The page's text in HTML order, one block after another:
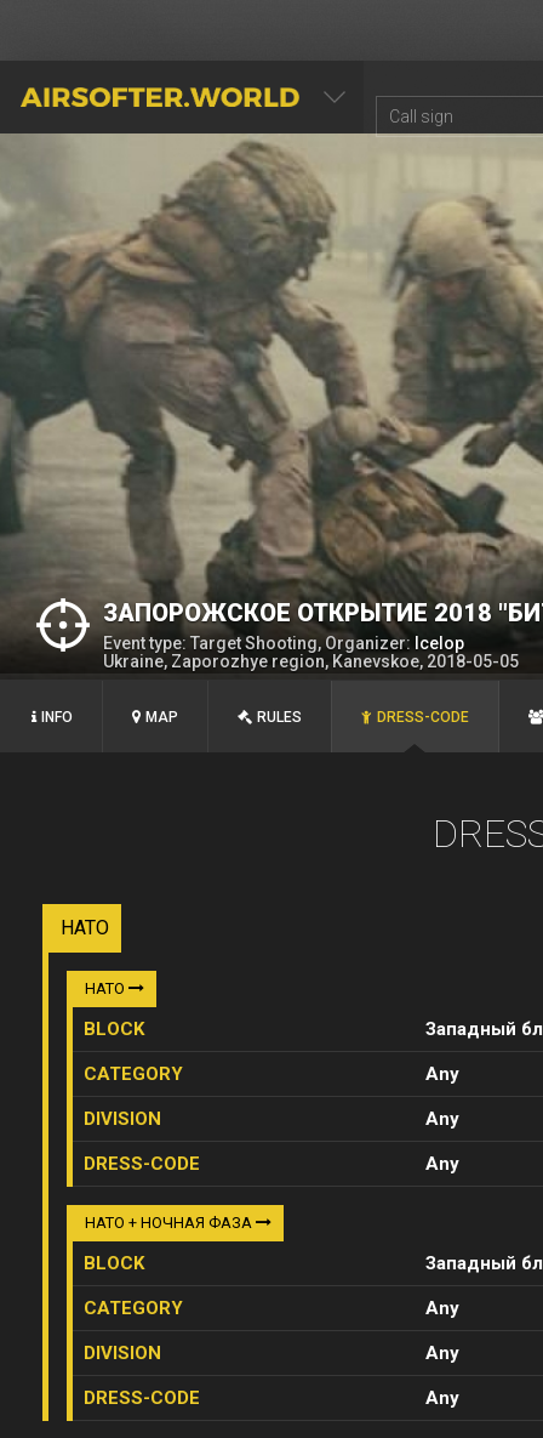
AIRSOFTER.WORLD
ЗАПОРОЖСКОЕ ОТКРЫТИЕ 2018
Event type: Target Shooting, Organizer: Icelop
Ukraine, Zaporozhye region, Kanevskoe, 2018-05-05
INFO MAP RULES DRESS-CODE
НАТО
НАТО
BLOCK Западный
CATEGORY Any
DIVISION Any
DRESS-CODE Any
НАТО + НОЧНАЯ ФАЗА
BLOCK Западный
CATEGORY Any
DIVISION Any
DRESS-CODE Any